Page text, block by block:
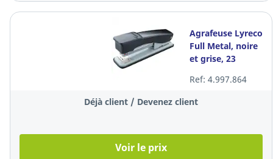
Agrafeuse Lyreco
Full Metal, noire
et grise, 23
Ref: 4.997.864
Déjà client / Devenez client
Voir le prix